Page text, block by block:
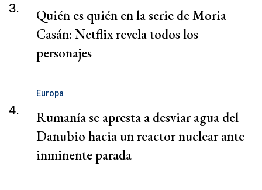
3.
Quién es quién en la serie de Moria
Casán: Netflix revela todos los
personajes
4.
Europa
Rumanía se apresta a desviar agua del
Danubio hacia un reactor nuclear ante
inminente parada